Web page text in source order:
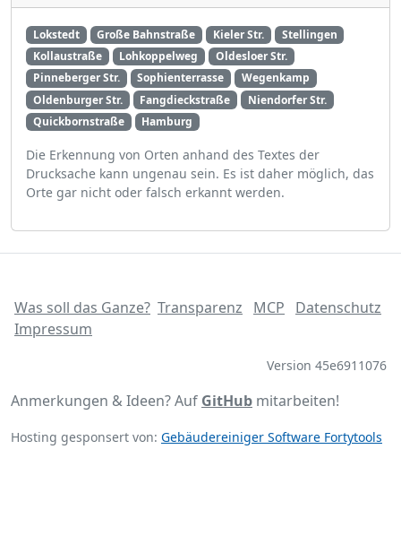
Lokstedt Große Bahnstraße Kieler Str.
Stellingen
Kollaustraße
Lohkoppelweg
Oldesloer Str.
Pinneberger Str.
Sophienterrasse
Wegenkamp
Oldenburger Str.
Fangdieckstraße
Niendorfer Str.
Quickbornstraße
Hamburg
Die Erkennung von Orten anhand des Textes der
Drucksache kann ungenau sein. Es ist daher möglich, das
Orte gar nicht oder falsch erkannt werden.
Was soll das Ganze? Transparenz MCP
Datenschutz
Impressum
Version 45e6911076
Anmerkungen & Ideen? Auf GitHub mitarbeiten!
Hosting gesponsert von: Gebäudereiniger Software Fortytools